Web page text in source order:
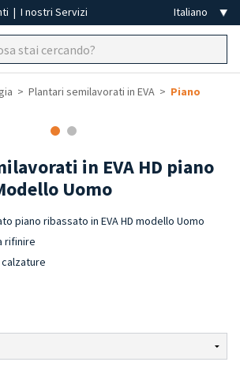
| I nostri Servizi
Plantari semilavorati in EVA Piano
in EVA HD piano
Uomo
piano ribassato in EVA HD modello Uomo
rifinire